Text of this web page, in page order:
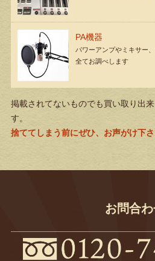
PA機器
パワーアンプやミキサー
全てお調べします
掲載されてないものでも買い取り出
す。
捨ててしまう前にぜひ、お声がけ下
お問合